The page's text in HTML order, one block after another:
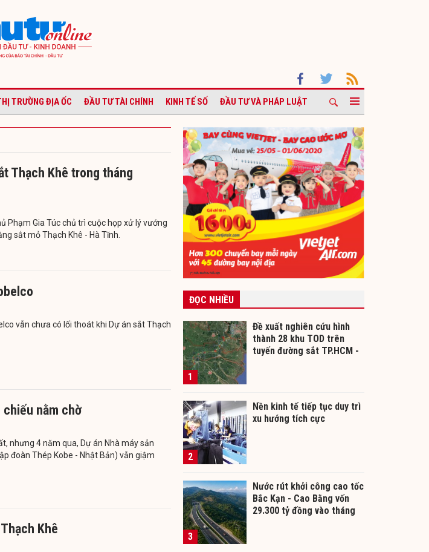
TRƯỜNG ĐỊA ỐC ĐẦU TƯ TÀI CHÍNH KINH TẾ SỐ ĐẦU TƯ VÀ PHÁP LUẬT
Thạch Khê trong tháng
Phạm Gia Túc chủ trì cuộc họp xử lý vướng
sắt mỏ Thạch Khê - Hà Tĩnh.
vẫn chưa có lối thoát khi Dự án sắt Thạch
chiếu nằm chờ
nhưng 4 năm qua, Dự án Nhà máy sản
đoàn Thép Kobe - Nhật Bản) vẫn giậm
Khê
ĐỌC NHIỀU
1
Đề xuất nghiên cứu hình
thành 28 khu TOD trên
tuyến đường sắt TP.HCM -
2
Nền kinh tế tiếp tục duy trì
xu hướng tích cực
3
Nước rút khởi công cao tốc
Bắc Kạn - Cao Bằng vốn
29.300 tỷ đồng vào tháng